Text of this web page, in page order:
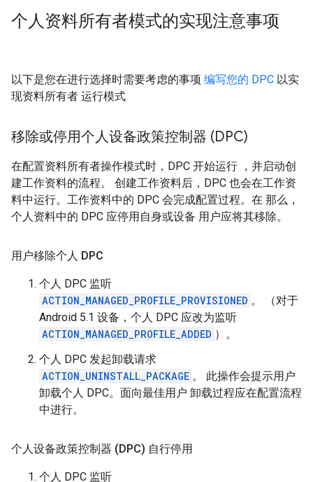
个人资料所有者模式的实现注意事项
以下是您在进行选择时需要考虑的事项 编写您的 DPC 以实
现资料所有者 运行模式
移除或停用个人设备政策控制器 (DPC)
在配置资料所有者操作模式时，DPC 开始运行 ，并启动创
建工作资料的流程。 创建工作资料后，DPC 也会在工作资
料中运行。工作资料中的 DPC 会完成配置过程。在 那么，
个人资料中的 DPC 应停用自身或设备 用户应将其移除。
用户移除个人 DPC
个人 DPC 监听
ACTION_MANAGED_PROFILE_PROVISIONED 。 （对于
Android 5.1 设备，个人 DPC 应改为监听
ACTION_MANAGED_PROFILE_ADDED ）。
个人 DPC 发起卸载请求
ACTION_UNINSTALL_PACKAGE 。 此操作会提示用户
卸载个人 DPC。面向最佳用户 卸载过程应在配置流程
中进行。
个人设备政策控制器 (DPC) 自行停用
个人 DPC 监听